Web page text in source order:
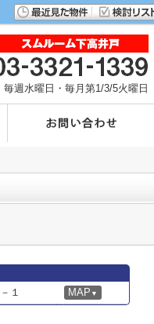
毎週水曜日・毎月第1/3/5火曜日
１ MAP ▼